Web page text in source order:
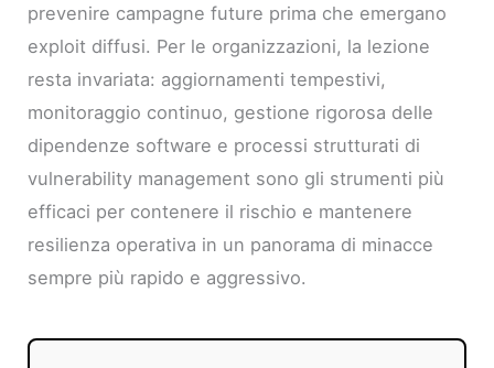
prevenire campagne future prima che emergano
exploit diffusi. Per le organizzazioni, la lezione
resta invariata: aggiornamenti tempestivi,
monitoraggio continuo, gestione rigorosa delle
dipendenze software e processi strutturati di
vulnerability management sono gli strumenti più
efficaci per contenere il rischio e mantenere
resilienza operativa in un panorama di minacce
sempre più rapido e aggressivo.